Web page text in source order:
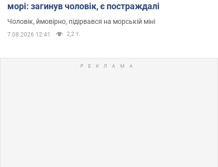
морі: загинув чоловік, є постраждалі
Чоловік, ймовірно, підірвався на морській міні
7.08.2026 12:41 2,2 т.